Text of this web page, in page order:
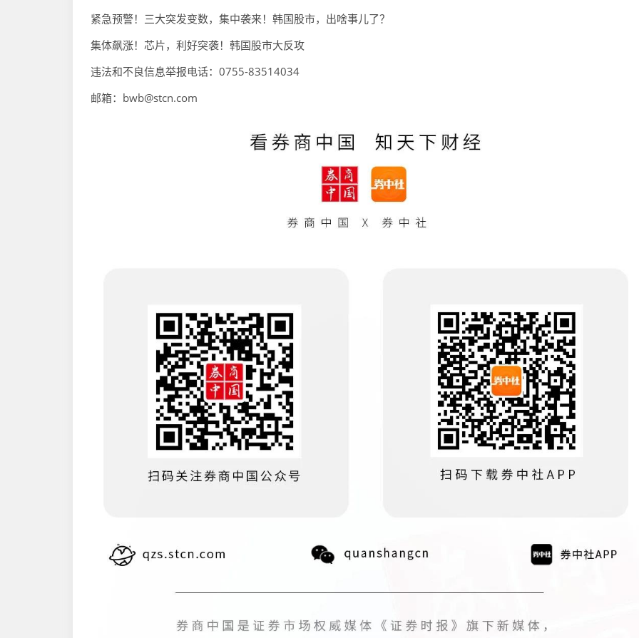
紧急预警！三大突发变数，集中袭来！韩国股市，出啥事儿了？
集体飙涨！芯片，利好突袭！韩国股市大反攻
违法和不良信息举报电话：0755-83514034
邮箱：bwb@stcn.com